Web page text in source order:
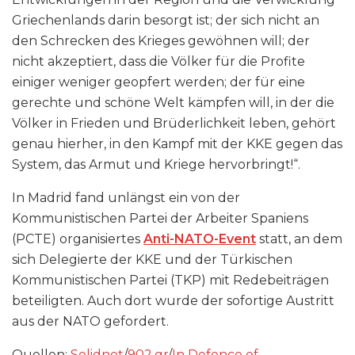
Griechenlands darin besorgt ist; der sich nicht an
den Schrecken des Krieges gewöhnen will; der
nicht akzeptiert, dass die Völker für die Profite
einiger weniger geopfert werden; der für eine
gerechte und schöne Welt kämpfen will, in der die
Völker in Frieden und Brüderlichkeit leben, gehört
genau hierher, in den Kampf mit der KKE gegen das
System, das Armut und Kriege hervorbringt!“.
In Madrid fand unlängst ein von der
Kommunistischen Partei der Arbeiter Spaniens
(PCTE) organisiertes Anti-NATO-Event statt, an dem
sich Delegierte der KKE und der Türkischen
Kommunistischen Partei (TKP) mit Redebeiträgen
beteiligten. Auch dort wurde der sofortige Austritt
aus der NATO gefordert.